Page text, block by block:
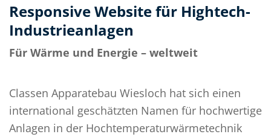
Responsive Website für Hightech-
Industrieanlagen
Für Wärme und Energie – weltweit
Classen Apparatebau Wiesloch hat sich einen
international geschätzten Namen für hochwertige
Anlagen in der Hochtemperaturwärmetechnik